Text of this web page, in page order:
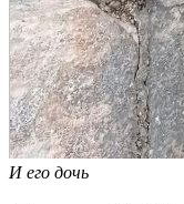
И его дочь